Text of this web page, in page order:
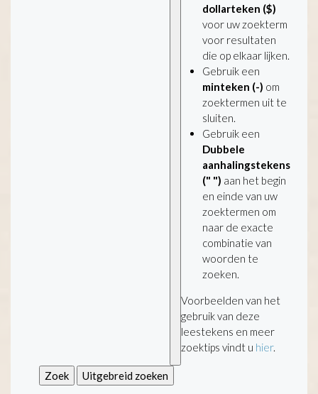
dollarteken ($)
voor uw zoekterm
voor resultaten
die op elkaar lijken.
Gebruik een
minteken (-) om
zoektermen uit te
sluiten.
Gebruik een
Dubbele
aanhalingstekens
(" ") aan het begin
en einde van uw
zoektermen om
naar de exacte
combinatie van
woorden te
zoeken.
Voorbeelden van het
gebruik van deze
leestekens en meer
zoektips vindt u hier.
Zoek Uitgebreid zoeken